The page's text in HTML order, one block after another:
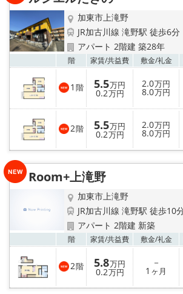
加東市上滝野
JR加古川線 滝野駅 徒歩6分
アパート 2階建 築28年
階 家賃/共益費 敷金/礼金
1 階 5.5万円
0.2万円
2.0万円
8.0万円
2階 5.5万円
0.2万円
2.0万円
8.0万円
Room+上滝野
加東市上滝野
JR加古川線 滝野駅 徒歩10
アパート 2階建 新築
階 家賃/共益費 敷金/礼金
2階 5.8万円
0.2万円
－
1 ヶ月